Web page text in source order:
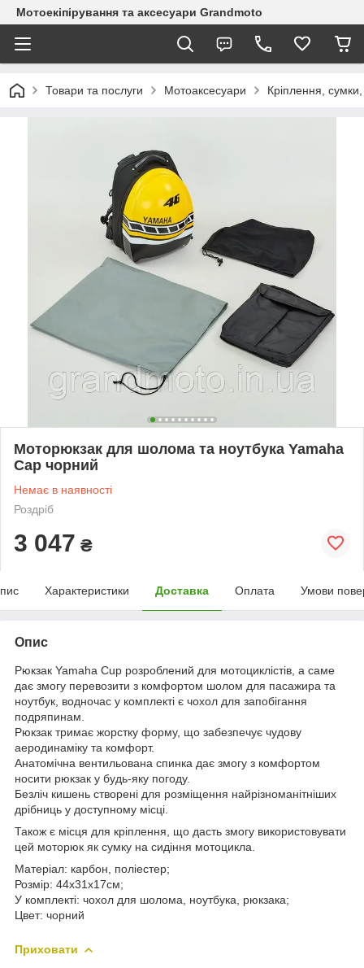
Мотоекіпірування та аксесуари Grandmoto
Товари та послуги Мотоаксесуари Кріплення,
Моторюкзак для шолома та ноутбука Yamaha
Cap чорний
Немає в наявності
Роздріб
3 047 ₴
Характеристики Доставка Оплата Умови
Опис
Рюкзак Yamaha Cup розроблений для мотоциклістів, а саме
дає змогу перевозити з комфортом шолом для пасажира та
ноутбук, водночас у комплекті є чохол для запобігання
подряпинам.
Рюкзак тримає жорстку форму, що забезпечує чудову
аеродинаміку та комфорт.
Анатомічна вентильована спинка дає змогу з комфортом
носити рюкзак у будь-яку погоду.
Безліч кишень створені для розміщення найрізноманітніших
дрібниць у доступному місці.
Також є місця для кріплення, що дасть змогу використовувати
цей моторюк як сумку на сидіння мотоцикла.
Матеріал: карбон, поліестер;
Розмір: 44х31х17см;
У комплекті: чохол для шолома, ноутбука, рюкзака;
Цвет: чорний
Приховати